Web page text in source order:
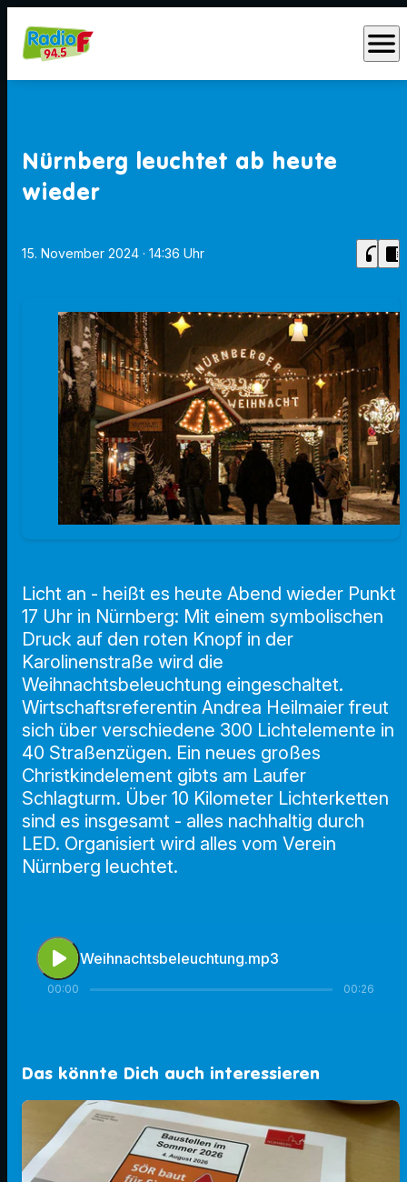
menu
Nürnberg leuchtet ab heute
wieder
15. November 2024 · 14:36 Uhr headphones chrome_reader_mode
Licht an - heißt es heute Abend wieder Punkt
17 Uhr in Nürnberg: Mit einem symbolischen
Druck auf den roten Knopf in der
Karolinenstraße wird die
Weihnachtsbeleuchtung eingeschaltet.
Wirtschaftsreferentin Andrea Heilmaier freut
sich über verschiedene 300 Lichtelemente in
40 Straßenzügen. Ein neues großes
Christkindelement gibts am Laufer
Schlagturm. Über 10 Kilometer Lichterketten
sind es insgesamt - alles nachhaltig durch
LED. Organisiert wird alles vom Verein
Nürnberg leuchtet.
play_arrow Weihnachtsbeleuchtung.mp3
00:00 00:26
Das könnte Dich auch interessieren